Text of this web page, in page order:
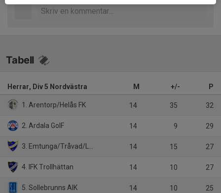
Tabell
Herrar, Div 5 Nordvästra M +/- P
1. Arentorp/Helås FK 14 35 32
2. Ardala GoIF 14 9 29
3. Emtunga/Tråvad/Larv 14 15 27
4. IFK Trollhättan 14 10 27
5. Sollebrunns AIK 14 10 25